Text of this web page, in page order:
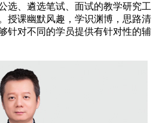
选、遴选笔试、面试的教学研究工
授课幽默风趣，学识渊博，思路清
针对不同的学员提供有针对性的辅